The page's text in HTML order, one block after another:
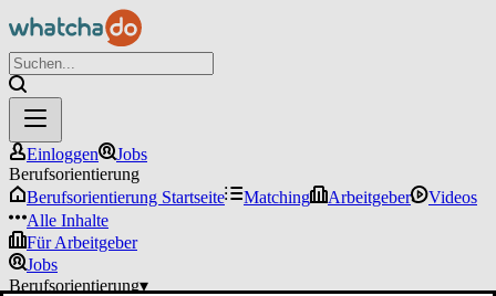
Einloggen
Jobs
Berufsorientierung
Berufsorientierung Startseite
Matching Arbeitgeber
Videos
Alle Inhalte
Für Arbeitgeber
Jobs
Berufsorientierung▾